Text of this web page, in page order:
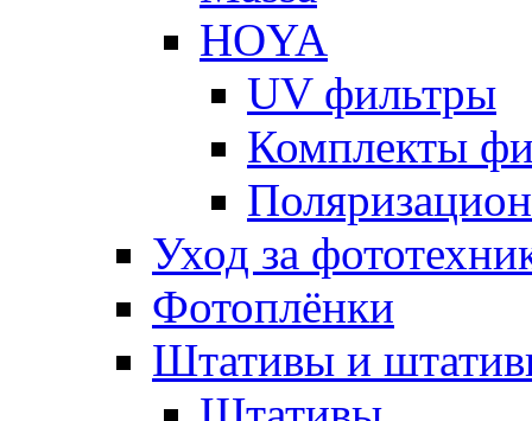
HOYA
UV фильтры
Комплекты
Уход за
Фотоплёнки
Штативы и